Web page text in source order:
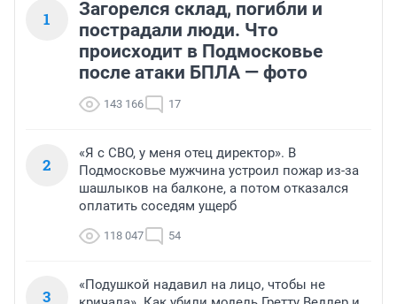
1
Загорелся склад, погибли и
пострадали люди. Что
происходит в Подмосковье
после атаки БПЛА — фото
143 166 17
2
«Я с СВО, у меня отец директор». В
Подмосковье мужчина устроил пожар из-за
шашлыков на балконе, а потом отказался
оплатить соседям ущерб
118 047 54
3
«Подушкой надавил на лицо, чтобы не